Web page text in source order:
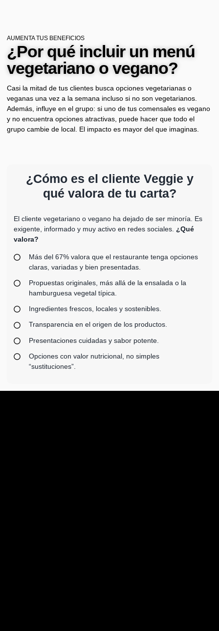
AUMENTA TUS BENEFICIOS
¿Por qué incluir un menú
vegetariano o vegano?
Casi la mitad de tus clientes busca opciones vegetarianas o
veganas una vez a la semana incluso si no son vegetarianos.
Además, influye en el grupo: si uno de tus comensales es vegano
y no encuentra opciones atractivas, puede hacer que todo el
grupo cambie de local. El impacto es mayor del que imaginas.
¿Cómo es el cliente Veggie y
qué valora de tu carta?
El cliente vegetariano o vegano ha dejado de ser minoría. Es
exigente, informado y muy activo en redes sociales. ¿Qué
valora?
Más del 67% valora que el restaurante tenga opciones
claras, variadas y bien presentadas.
Propuestas originales, más allá de la ensalada o la
hamburguesa vegetal típica.
Ingredientes frescos, locales y sostenibles.
Transparencia en el origen de los productos.
Presentaciones cuidadas y sabor potente.
Opciones con valor nutricional, no simples
“sustituciones”.